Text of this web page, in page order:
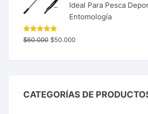
Ideal Para Pesca
Entomología
Valorado
con 5.00
$60.000 $50.000
CATEGORÍAS DE